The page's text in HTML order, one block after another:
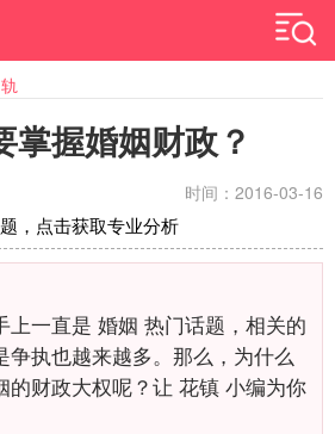
掌握婚姻财政？
时间：2016-03-16
，点击获取专业分析
上一直是 婚姻 热门话题，相关的
争执也越来越多。那么，为什么
的财政大权呢？让 花镇 小编为你